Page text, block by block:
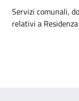
Dettagli
Servizi comunali,
relativi a Residenza